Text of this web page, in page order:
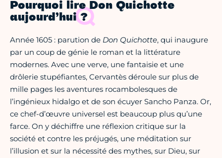
Pourquoi lire Don Quichotte
aujourd’hui ?
Année 1605 : parution de Don Quichotte, qui inaugure
par un coup de génie le roman et la littérature
modernes. Avec une verve, une fantaisie et une
drôlerie stupéfiantes, Cervantès déroule sur plus de
mille pages les aventures rocambolesques de
l’ingénieux hidalgo et de son écuyer Sancho Panza. Or,
ce chef-d’œuvre universel est beaucoup plus qu’une
farce. On y déchiffre une réflexion critique sur la
société et contre les préjugés, une méditation sur
l’illusion et sur la nécessité des mythes, sur Dieu, sur